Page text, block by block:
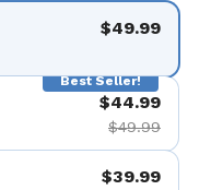
$49.99
Best Seller!
$44.99
$49.99
$39.99